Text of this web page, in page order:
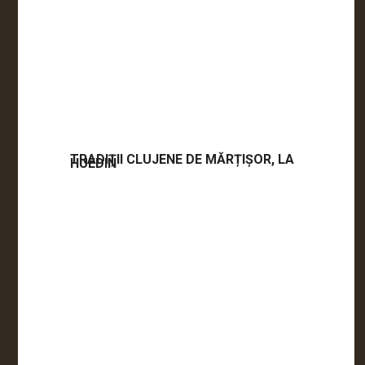
TRADIȚII CLUJENE DE MĂRȚIȘOR, LA
HUEDIN